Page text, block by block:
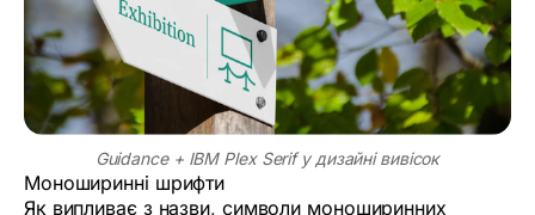
Guidance + IBM Plex Serif у дизайні вивісок
Моноширинні шрифти
Як випливає з назви, символи моноширинних